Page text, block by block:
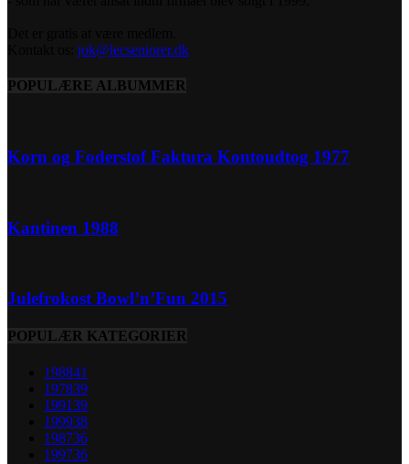
jok@lecseniorer.dk
POPULÆRE ALBUMMER
Korn og Foderstof Faktura Kontoudtog 1977
Kantinen 1988
Julefrokost Bowl’n’Fun 2015
POPULÆR KATEGORIER
198841
197839
199139
199938
198736
199736